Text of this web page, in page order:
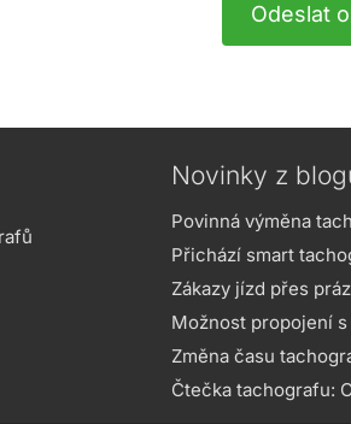
Odeslat
Novinky z
Povinná výměna
Přichází smart
Zákazy jízd přes
Možnost propojení
Změna času
Čtečka tachografu: